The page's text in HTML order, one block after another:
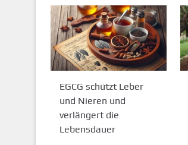
EGCG schützt Leber
und Nieren und
verlängert die
Lebensdauer